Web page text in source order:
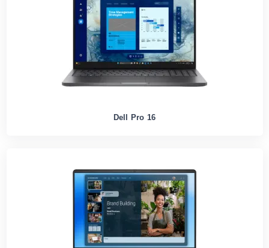
Dell Pro 16